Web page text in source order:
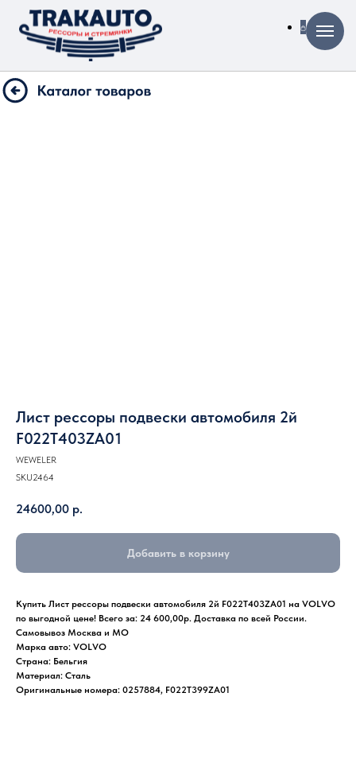
Лист рессоры подвески автомобиля 2й
F022T403ZA01
WEWELER
SKU2464
24600,00 р.
Добавить в корзину
Купить Лист рессоры подвески автомобиля 2й F022T403ZA01 на VOLVO
по выгодной цене! Всего за: 24 600,00р. Доставка по всей России.
Самовывоз Москва и МО
Марка авто: VOLVO
Страна: Бельгия
Материал: Сталь
Оригинальные номера: 0257884, F022T399ZA01